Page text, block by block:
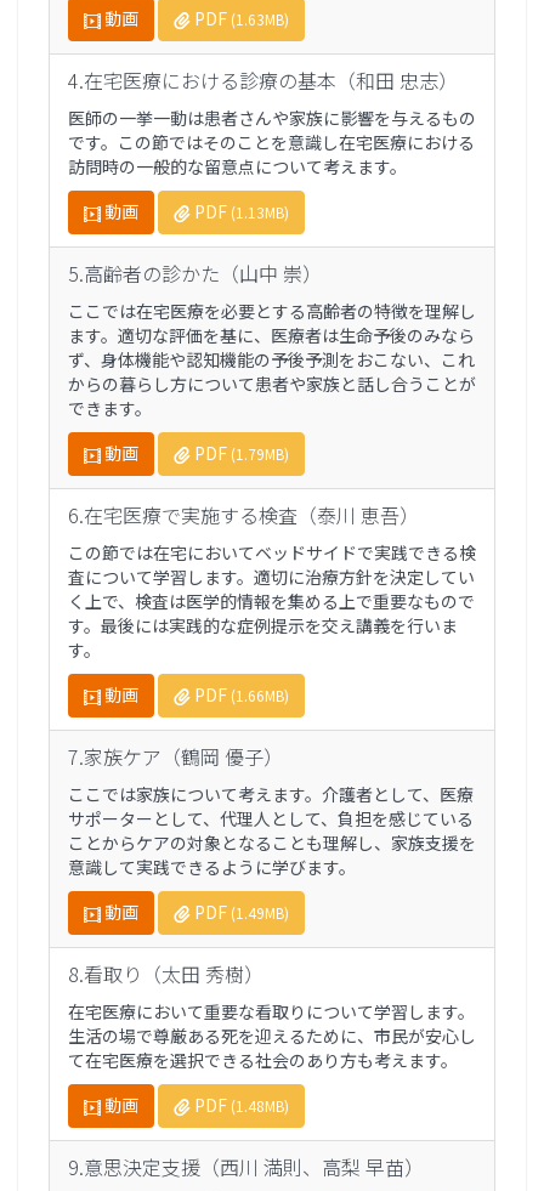
動画
PDF (1.63MB)
4.在宅医療における診療の基本（和田 忠志）
医師の一挙一動は患者さんや家族に影響を与えるもの
です。この節ではそのことを意識し在宅医療における
訪問時の一般的な留意点について考えます。
動画
PDF (1.13MB)
5.高齢者の診かた（山中 崇）
ここでは在宅医療を必要とする高齢者の特徴を理解し
ます。適切な評価を基に、医療者は生命予後のみなら
ず、身体機能や認知機能の予後予測をおこない、これ
からの暮らし方について患者や家族と話し合うことが
できます。
動画
PDF (1.79MB)
6.在宅医療で実施する検査（泰川 恵吾）
この節では在宅においてベッドサイドで実践できる検
査について学習します。適切に治療方針を決定してい
く上で、検査は医学的情報を集める上で重要なもので
す。最後には実践的な症例提示を交え講義を行いま
す。
動画
PDF (1.66MB)
7.家族ケア（鶴岡 優子）
ここでは家族について考えます。介護者として、医療
サポーターとして、代理人として、負担を感じている
ことからケアの対象となることも理解し、家族支援を
意識して実践できるように学びます。
動画
PDF (1.49MB)
8.看取り（太田 秀樹）
在宅医療において重要な看取りについて学習します。
生活の場で尊厳ある死を迎えるために、市民が安心し
て在宅医療を選択できる社会のあり方も考えます。
動画
PDF (1.48MB)
9.意思決定支援（西川 満則、高梨 早苗）